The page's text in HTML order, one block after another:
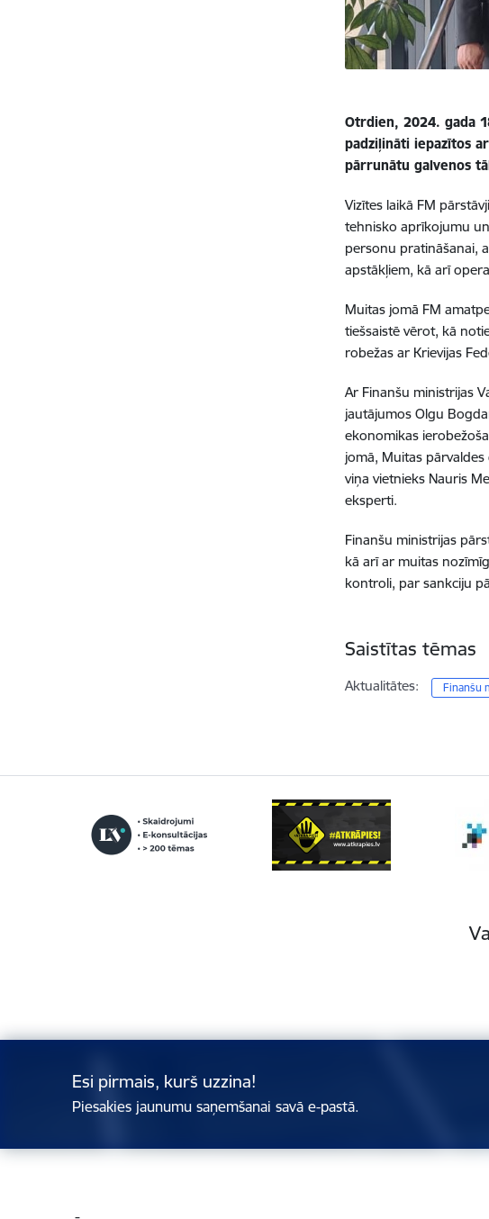
Otrdien, 2024. gada
padziļināti iepazītos
pārrunātu galvenos
Vizītes laikā FM
tehnisko aprīkojumu
personu pratināšanai,
apstākļiem, kā arī
Muitas jomā FM
tiešsaistē vērot, kā
robežas ar Krievijas
Ar Finanšu ministrijas
jautājumos Olgu
ekonomikas
jomā, Muitas
viņa vietnieks Nauris
eksperti.
Finanšu ministrijas
kā arī ar muitas
kontroli, par sankciju
Saistītas tēmas
Aktualitātes: Finanšu
Esi pirmais, kurš uzzina!
Piesakies jaunumu saņemšanai savā e-pastā.